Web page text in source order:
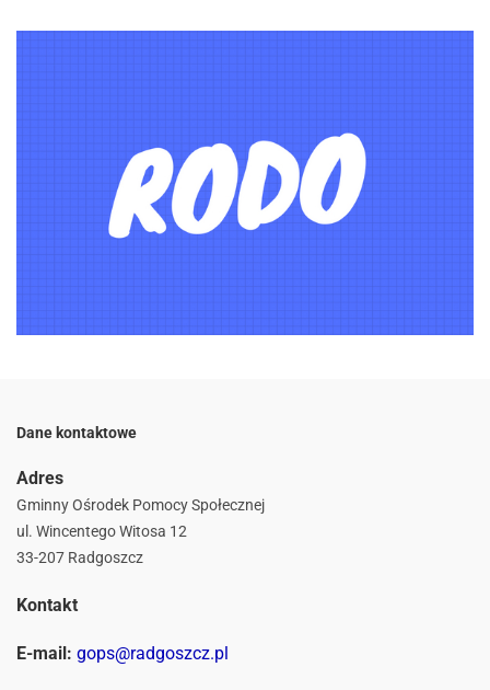
Dane kontaktowe
Adres
Gminny Ośrodek Pomocy Społecznej
ul. Wincentego Witosa 12
33-207 Radgoszcz
Kontakt
E-mail: gops@radgoszcz.pl